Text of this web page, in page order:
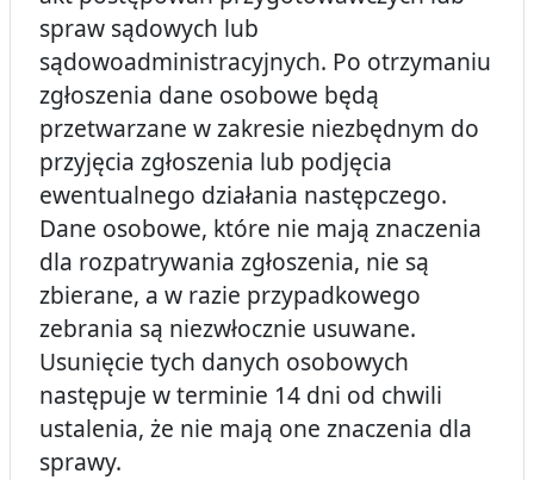
spraw sądowych lub
sądowoadministracyjnych. Po otrzymaniu
zgłoszenia dane osobowe będą
przetwarzane w zakresie niezbędnym do
przyjęcia zgłoszenia lub podjęcia
ewentualnego działania następczego.
Dane osobowe, które nie mają znaczenia
dla rozpatrywania zgłoszenia, nie są
zbierane, a w razie przypadkowego
zebrania są niezwłocznie usuwane.
Usunięcie tych danych osobowych
następuje w terminie 14 dni od chwili
ustalenia, że nie mają one znaczenia dla
sprawy.